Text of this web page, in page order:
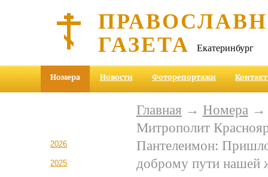
ГАЗЕТА Екатеринбург
Номера Новости Фоторепортажи
2026
2025
Главная → Номера
Митрополит
Пантелеимон:
доброму пути нашей